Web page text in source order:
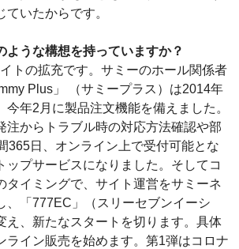
いたからです。
うな構想を持っていますか？
トの拡充です。サミーのホール関係者
Plus」 （サミープラス）は2014年
今年2月に製品注文機能を備えました。
注からトラブル時の対応方法確認や部
365日、オンライン上で受付可能とな
ップサービスになりました。そしてコ
タイミングで、サイト運営をサミーネ
、「777EC」（スリーセブンイーシ
え、新たなスタートを切ります。具体
ライン販売を始めます。第1弾はコロナ